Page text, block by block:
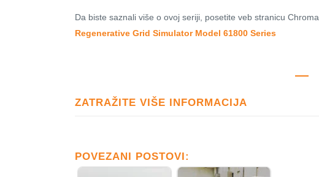
Da biste saznali više o ovoj seriji, posetite veb stranicu
Regenerative Grid Simulator Model 61800 Series
ZATRAŽITE VIŠE INFORMACIJA
POVEZANI POSTOVI: